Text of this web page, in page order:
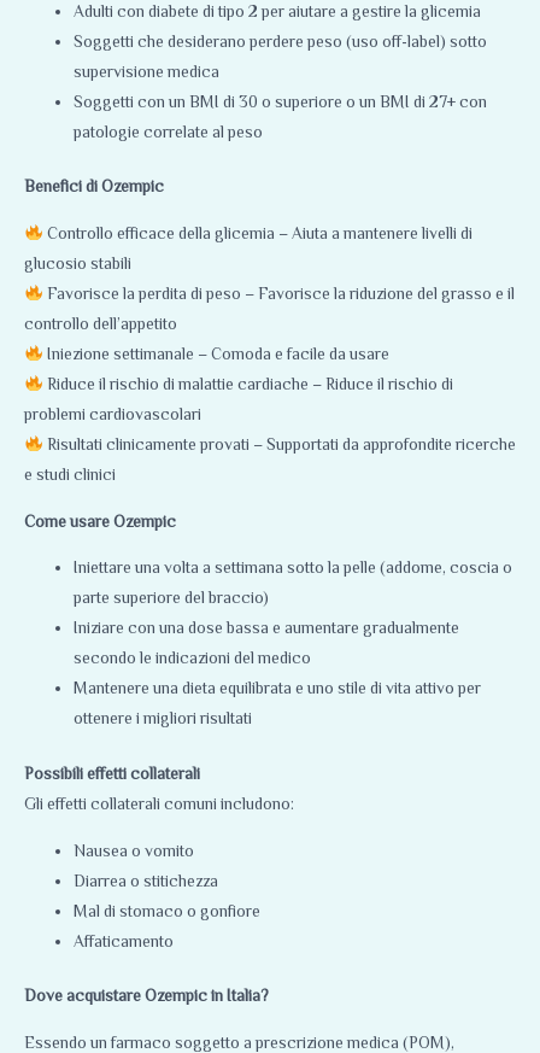
Adulti con diabete di tipo 2 per aiutare a gestire la glicemia
Soggetti che desiderano perdere peso (uso off-label) sotto
supervisione medica
Soggetti con un BMI di 30 o superiore o un BMI di 27+ con
patologie correlate al peso
Benefici di Ozempic
Controllo efficace della glicemia – Aiuta a mantenere livelli di
glucosio stabili
Favorisce la perdita di peso – Favorisce la riduzione del grasso e il
controllo dell’appetito
Iniezione settimanale – Comoda e facile da usare
Riduce il rischio di malattie cardiache – Riduce il rischio di
problemi cardiovascolari
Risultati clinicamente provati – Supportati da approfondite ricerche
e studi clinici
Come usare Ozempic
Iniettare una volta a settimana sotto la pelle (addome, coscia o
parte superiore del braccio)
Iniziare con una dose bassa e aumentare gradualmente
secondo le indicazioni del medico
Mantenere una dieta equilibrata e uno stile di vita attivo per
ottenere i migliori risultati
Possibili effetti collaterali
Gli effetti collaterali comuni includono:
Nausea o vomito
Diarrea o stitichezza
Mal di stomaco o gonfiore
Affaticamento
Dove acquistare Ozempic in Italia?
Essendo un farmaco soggetto a prescrizione medica (POM),